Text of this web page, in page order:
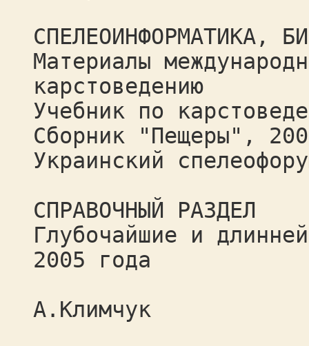
СПЕЛЕОИНФОРМАТИКА,
Материалы
карстоведению
Учебник по
Сборник "Пещеры",
Украинский
CПРАВОЧНЫЙ РАЗДЕЛ
Глубочайшие и
2005 года
А.Климчук